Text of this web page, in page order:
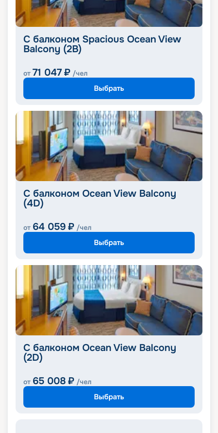
С балконом Spacious Ocean View
Balcony (2B)
от 71 047 ₽ /чел
Выбрать
С балконом Ocean View Balcony
(4D)
от 64 059 ₽ /чел
Выбрать
С балконом Ocean View Balcony
(2D)
от 65 008 ₽ /чел
Выбрать